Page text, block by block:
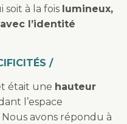
soit à la fois lumineux,
l’identité
/
était une hauteur
l’espace
avons répondu à